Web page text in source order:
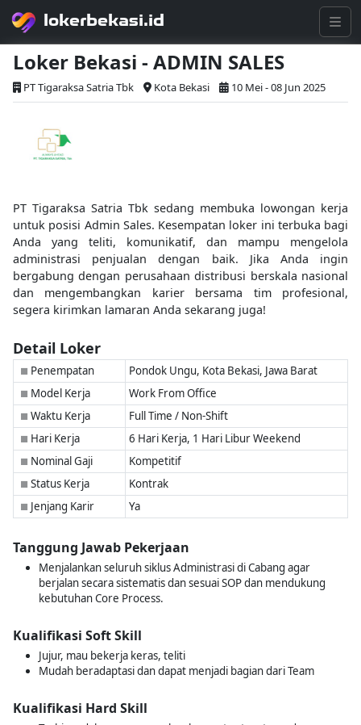
lokerbekasi.id
Loker Bekasi - ADMIN SALES
PT Tigaraksa Satria Tbk Kota Bekasi 10 Mei - 08 Jun 2025
PT Tigaraksa Satria Tbk sedang membuka lowongan kerja
untuk posisi Admin Sales. Kesempatan loker ini terbuka bagi
Anda yang teliti, komunikatif, dan mampu mengelola
administrasi penjualan dengan baik. Jika Anda ingin
bergabung dengan perusahaan distribusi berskala nasional
dan mengembangkan karier bersama tim profesional,
segera kirimkan lamaran Anda sekarang juga!
Detail Loker
■ Penempatan Pondok Ungu, Kota Bekasi, Jawa Barat
■ Model Kerja Work From Office
■ Waktu Kerja Full Time / Non-Shift
■ Hari Kerja 6 Hari Kerja, 1 Hari Libur Weekend
■ Nominal Gaji Kompetitif
■ Status Kerja Kontrak
■ Jenjang Karir Ya
Tanggung Jawab Pekerjaan
Menjalankan seluruh siklus Administrasi di Cabang agar
berjalan secara sistematis dan sesuai SOP dan mendukung
kebutuhan Core Process.
Kualifikasi Soft Skill
Jujur, mau bekerja keras, teliti
Mudah beradaptasi dan dapat menjadi bagian dari Team
Kualifikasi Hard Skill